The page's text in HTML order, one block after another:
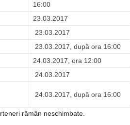
16:00
23.03.2017
23.03.2017
23.03.2017, după ora 16:00
24.03.2017, ora 12:00
24.03.2017
24.03.2017, după ora 16:00
rămân neschimbate.